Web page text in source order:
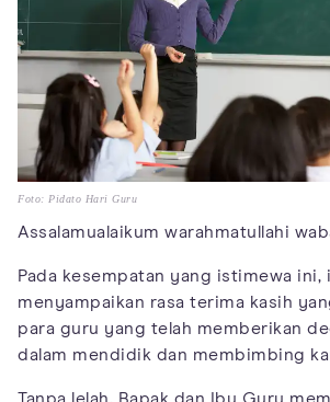
Foto: Pidato Hari Guru
Assalamualaikum warahmatullahi
Pada kesempatan yang istimewa ini,
menyampaikan rasa terima kasih
para guru yang telah memberikan
dalam mendidik dan membimbing
Tanpa lelah, Bapak dan Ibu Guru